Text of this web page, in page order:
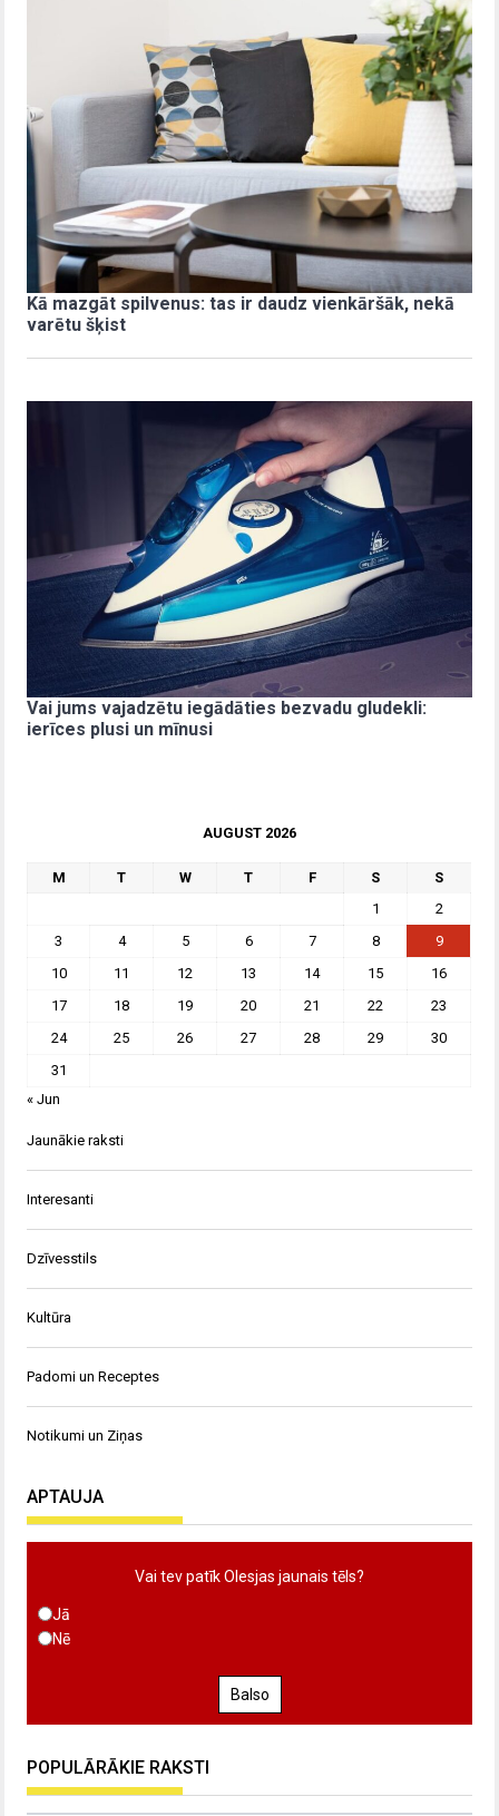
Kā mazgāt spilvenus: tas ir daudz vienkāršāk, nekā
varētu šķist
Vai jums vajadzētu iegādāties bezvadu gludekli:
ierīces plusi un mīnusi
AUGUST 2026
M T W T F S
S
1
2
3
4 5 6 7 8
9
10
11 12 13 14 15
16
17
18 19 20 21 22
23
24
25 26 27 28 29
30
31
« Jun
Jaunākie raksti
Interesanti
Dzīvesstils
Kultūra
Padomi un Receptes
Notikumi un Ziņas
APTAUJA
Vai tev patīk Olesjas jaunais tēls?
Jā
Nē
Balso
POPULĀRĀKIE RAKSTI